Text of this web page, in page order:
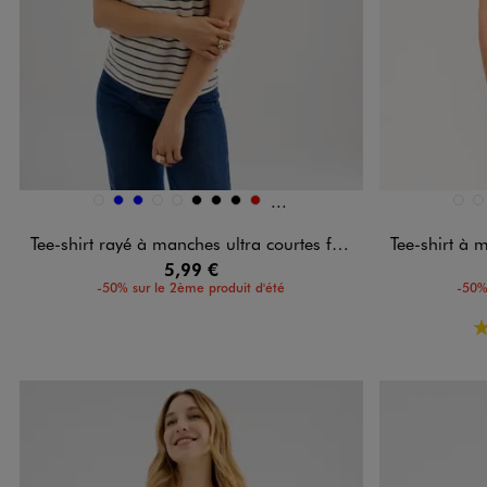
Disponible en 12 coloris
BLANC STANDARD
BLEUBLEU BLEU VIFJAUNE STANDARD
NOIRNOIRNOIRROUGE
Tee-shirt rayé à manches ultra courtes femme
5,99 €
-50% sur le 2ème produit d'été
Tee-shirt à
-